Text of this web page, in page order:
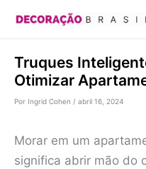
conteúdo
Truques
Otimizar
Por Ingrid Cohen / abril 16, 2024
Morar em um
significa abrir mão do